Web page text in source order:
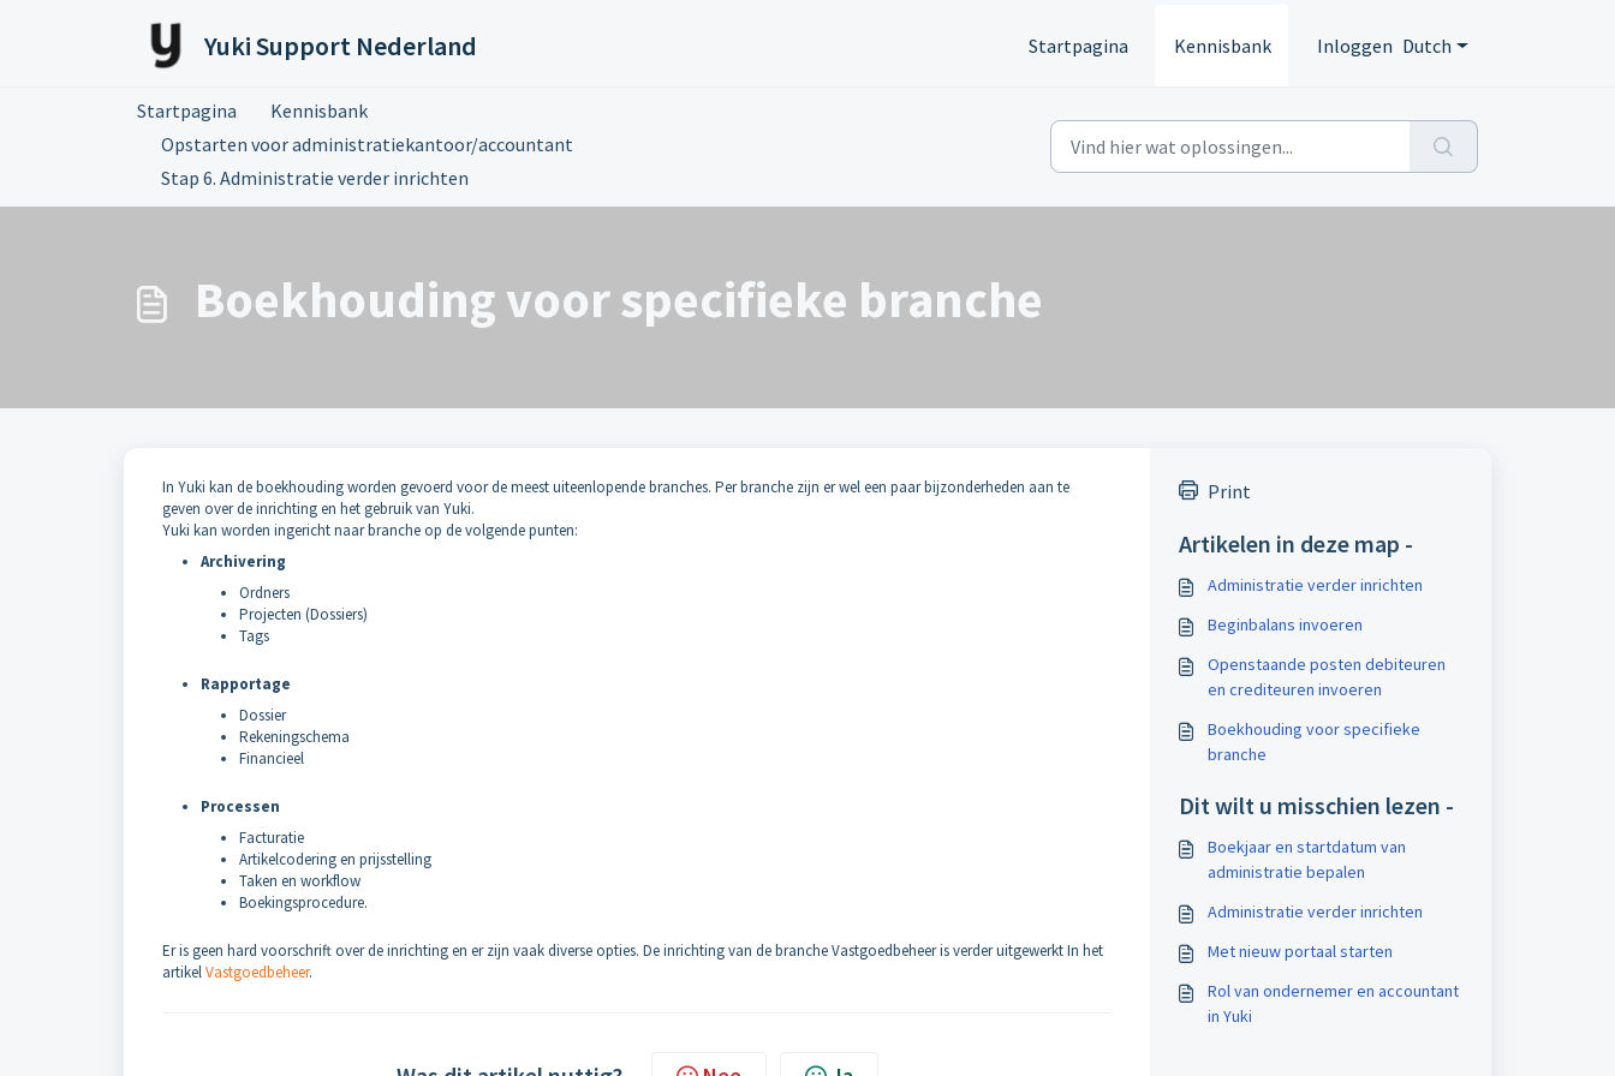
Yuki Support Nederland Startpagina Kennisbank Inloggen Dutch
Startpagina
Kennisbank
Opstarten voor administratiekantoor/accountant
Stap 6. Administratie verder inrichten
Boekhouding voor specifieke branche
In Yuki kan de boekhouding worden gevoerd voor de meest uiteenlopende branches. Per branche zijn er wel een paar bijzonderheden aan te
geven over de inrichting en het gebruik van Yuki.
Yuki kan worden ingericht naar branche op de volgende punten:
Archivering
Ordners
Projecten (Dossiers)
Tags
Rapportage
Dossier
Rekeningschema
Financieel
Processen
Facturatie
Artikelcodering en prijsstelling
Taken en workflow
Boekingsprocedure.
Er is geen hard voorschrift over de inrichting en er zijn vaak diverse opties. De inrichting van de branche Vastgoedbeheer is verder uitgewerkt In het
artikelVastgoedbeheer.
Print
Artikelen in deze map -
Administratie verder inrichten
Beginbalans invoeren
Openstaande posten debiteuren
en crediteuren invoeren
Boekhouding voor specifieke
branche
Dit wilt u misschien lezen -
Boekjaar en startdatum van
administratie bepalen
Administratie verder inrichten
Met nieuw portaal starten
Rol van ondernemer en accountant
in Yuki